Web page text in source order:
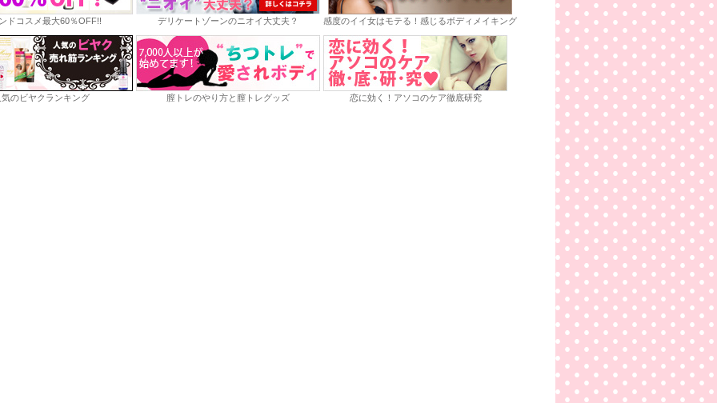
ドコスメ最大60％OFF!! デリケートゾーンのニオイ大丈夫？ 感度のイイ女はモテる！感じるボディメイキング
のビヤクランキング 膣トレのやり方と膣トレグッズ 恋に効く！アソコのケア徹底研究